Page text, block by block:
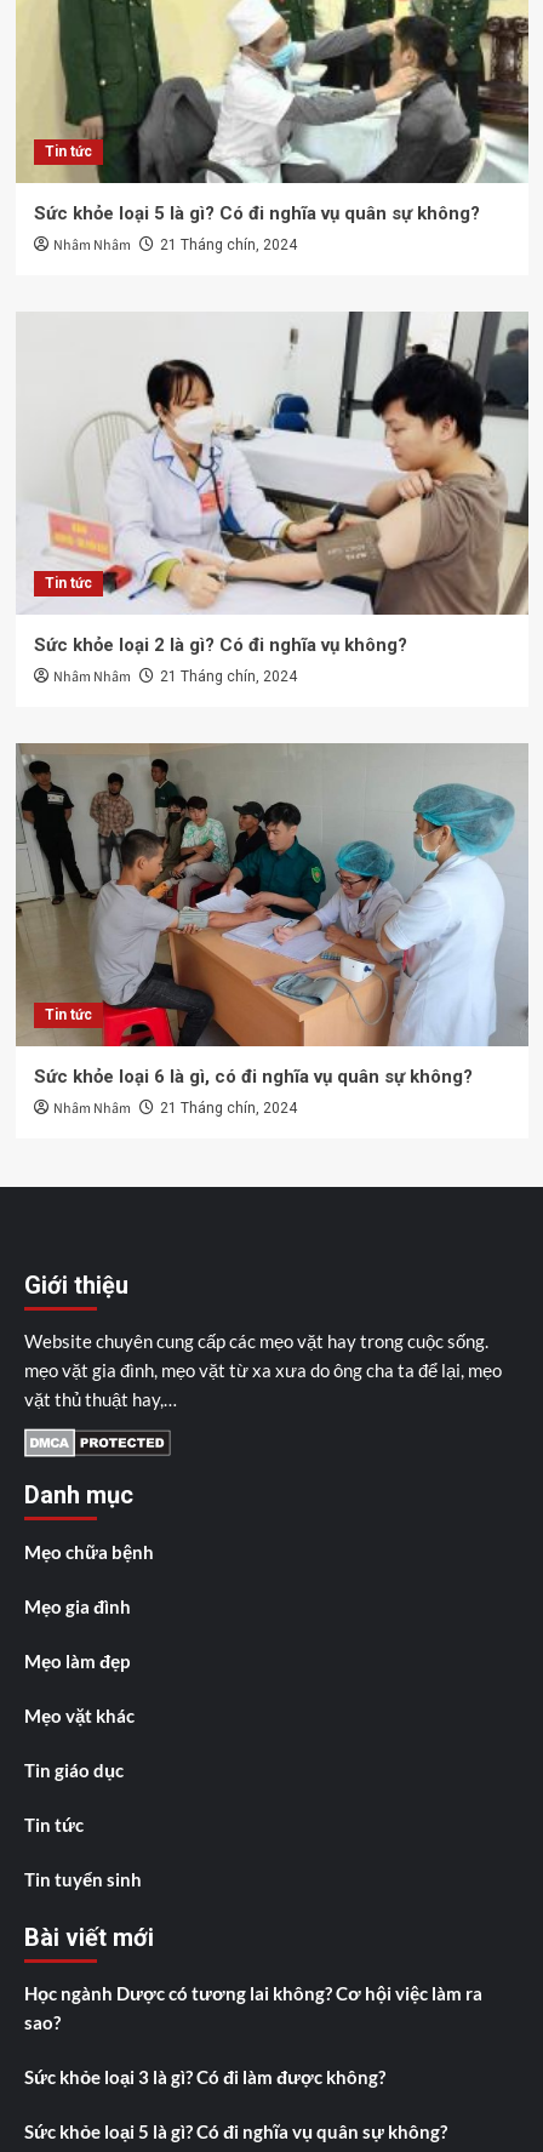
Tin tức
Sức khỏe loại 5 là gì? Có đi nghĩa vụ quân sự không?
Nhâm Nhâm 21 Tháng chín, 2024
Tin tức
Sức khỏe loại 2 là gì? Có đi nghĩa vụ không?
Nhâm Nhâm 21 Tháng chín, 2024
Tin tức
Sức khỏe loại 6 là gì, có đi nghĩa vụ quân sự không?
Nhâm Nhâm 21 Tháng chín, 2024
Giới thiệu
Website chuyên cung cấp các mẹo vặt hay trong cuộc sống.
mẹo vặt gia đình, mẹo vặt từ xa xưa do ông cha ta để lại, mẹo
vặt thủ thuật hay,…
Danh mục
Mẹo chữa bệnh
Mẹo gia đình
Mẹo làm đẹp
Mẹo vặt khác
Tin giáo dục
Tin tức
Tin tuyển sinh
Bài viết mới
Học ngành Dược có tương lai không? Cơ hội việc làm ra
sao?
Sức khỏe loại 3 là gì? Có đi làm được không?
Sức khỏe loại 5 là gì? Có đi nghĩa vụ quân sự không?